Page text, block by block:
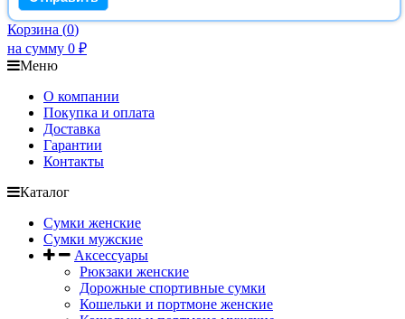
Корзина (0)
на сумму 0 ₽
Меню
О компании
Покупка и оплата
Доставка
Гарантии
Контакты
Каталог
Сумки женские
Сумки мужские
Аксессуары
Рюкзаки женские
Дорожные спортивные сумки
Кошельки и портмоне женские